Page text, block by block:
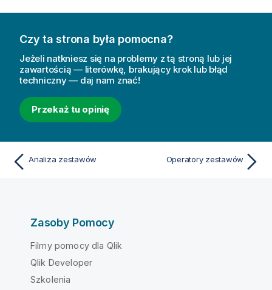
Czy ta strona była pomocna?
Jeżeli natkniesz się na problemy z tą stroną lub jej
zawartością — literówkę, brakujący krok lub błąd
techniczny — daj nam znać!
Przekaż tu opinię
Analiza zestawów Operatory zestawów
Zasoby Pomocy
Filmy pomocy dla Qlik
Qlik Developer
Szkolenia